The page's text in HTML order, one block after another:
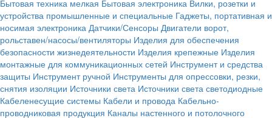
Бытовая техника мелкая Бытовая электроника Вилки, розетки и
устройства промышленные и специальные Гаджеты, портативная и
носимая электроника Датчики/Сенсоры Двигатели ворот,
рольставен/насосы/вентиляторы Изделия для обеспечения
безопасности жизнедеятельности Изделия крепежные Изделия
монтажные для коммуникационных сетей Инструмент и средства
защиты Инструмент ручной Инструменты для опрессовки, резки,
снятия изоляции Источники света Источники света светодиодные
Кабеленесущие системы Кабели и провода Кабельно-
проводниковая продукция Каналы настенного и потолочного